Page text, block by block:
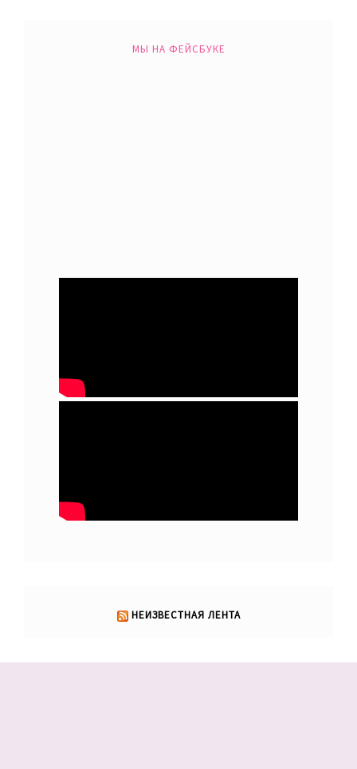
МЫ НА ФЕЙСБУКЕ
НЕИЗВЕСТНАЯ ЛЕНТА